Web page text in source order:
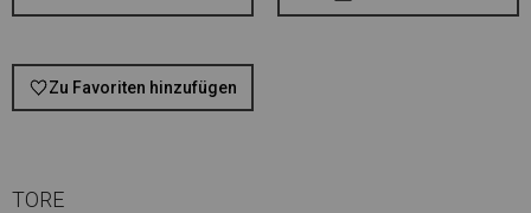
Zu Favoriten hinzufügen
TORE